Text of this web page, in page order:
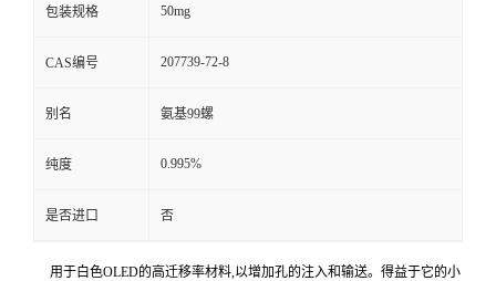
包装规格 50mg
CAS编号 207739-72-8
别名 氨基99螺
纯度 0.995%
是否进口 否
用于白色OLED的高迁移率材料,以增加孔的注入和输送。得益于它的小